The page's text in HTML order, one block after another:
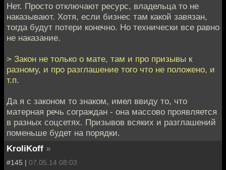
Нет. Просто отключают ресурс, владельца то не
наказывают. Хотя, если бизнес там какой завязан,
тогда будут потери конечно. Но технически все равно
не наказание.
> Закон не только о мате, там и про призывы к
разному, и про разглашение того что не положено, и
т.п.
Да я с законом то знаком, имел ввиду то, что
матерная речь сограждан - она массово проявляется
в разных соцсетях. Призывов всяких и разглашений
поменьше будет на порядки.
KroliKoff »
#145 | 07.05.14 08:03